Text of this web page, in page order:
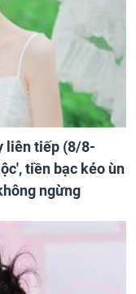
liên tiếp (8/8-
tiền bạc kéo ùn
ngừng